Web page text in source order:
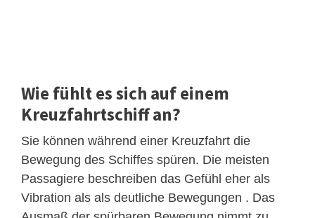
Wie fühlt es sich auf einem
Kreuzfahrtschiff an?
Sie können während einer Kreuzfahrt die
Bewegung des Schiffes spüren. Die meisten
Passagiere beschreiben das Gefühl eher als
Vibration als als deutliche Bewegungen . Das